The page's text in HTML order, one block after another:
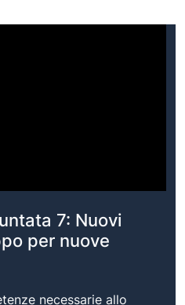
7: Nuovi
per nuove
necessarie allo